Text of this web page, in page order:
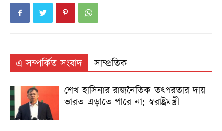
এ সম্পর্কিত সংবাদ
সাম্প্রতিক
শেখ হাসিনার রাজনৈতিক তৎপরতার দায়
ভারত এড়াতে পারে না: স্বরাষ্ট্রমন্ত্রী